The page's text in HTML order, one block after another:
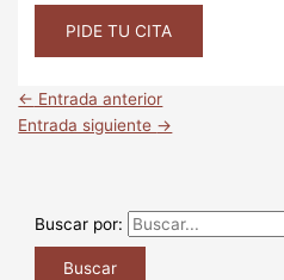
PIDE TU CITA
← Entrada anterior
Entrada siguiente →
Buscar por: